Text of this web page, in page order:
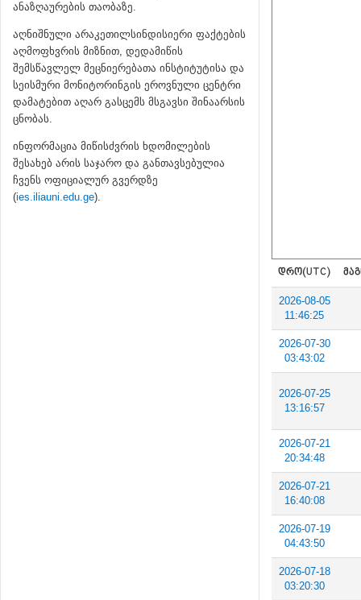
ანაზღაურების თაობაზე.
აღნიშნული არაკეთილსინდისიერი ფაქტების
აღმოფხვრის მიზნით, დედამიწის
შემსწავლელ მეცნიერებათა ინსტიტუტისა და
სეისმური მონიტორინგის ეროვნული ცენტრი
დამატებით აღარ გასცემს მსგავსი შინაარსის
ცნობას.
ინფორმაცია მიწისძვრის ხდომილების
შესახებ არის საჯარო და განთავსებულია
ჩვენს ოფიციალურ გვერდზე
(ies.iliauni.edu.ge).
ᲓᲠᲝ(UTC)
2026-08-05
11:46:25
2026-07-30
03:43:02
2026-07-25
13:16:57
2026-07-21
20:34:48
2026-07-21
16:40:08
2026-07-19
04:43:50
2026-07-18
03:20:30